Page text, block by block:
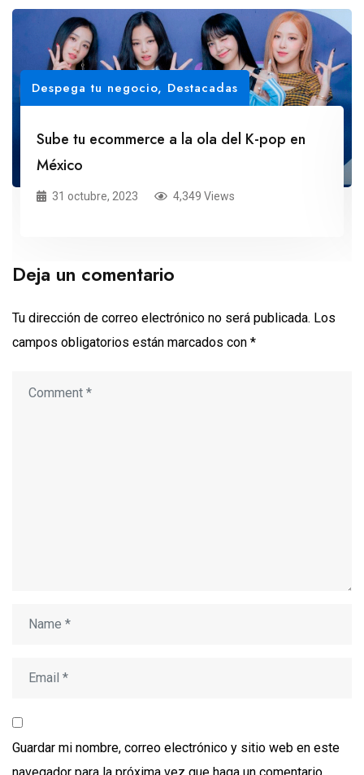
Despega tu negocio, Destacadas
Sube tu ecommerce a la ola del K-pop en
México
31 octubre, 2023 4,349 Views
Deja un comentario
Tu dirección de correo electrónico no será publicada. Los
campos obligatorios están marcados con *
Guardar mi nombre, correo electrónico y sitio web en este